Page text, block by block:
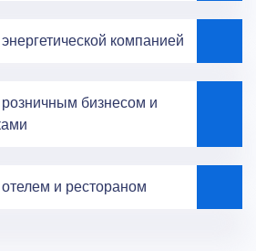
компанией
бизнесом и
и рестораном